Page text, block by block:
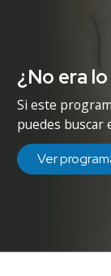
¿No era
Si este
puedes buscar
Ver